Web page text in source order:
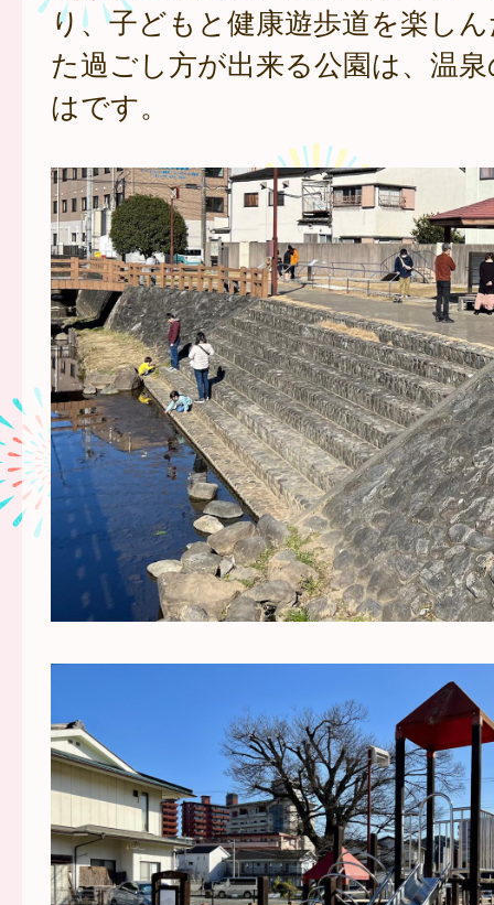
り、子どもと健康遊歩道を楽し
た過ごし方が出来る公園は、温
はです。